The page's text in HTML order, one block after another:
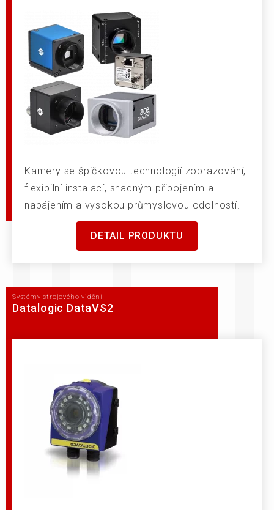
Kamery se špičkovou technologií zobrazování,
flexibilní instalací, snadným připojením a
napájením a vysokou průmyslovou odolností.
DETAIL PRODUKTU
Systémy strojového vidění
Datalogic DataVS2